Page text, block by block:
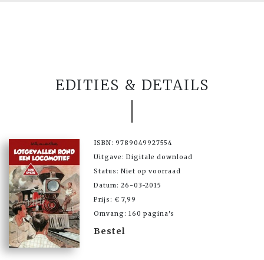
EDITIES & DETAILS
ISBN: 9789049927554
Uitgave: Digitale download
Status: Niet op voorraad
Datum: 26-03-2015
Prijs: € 7,99
Omvang: 160 pagina's
Bestel